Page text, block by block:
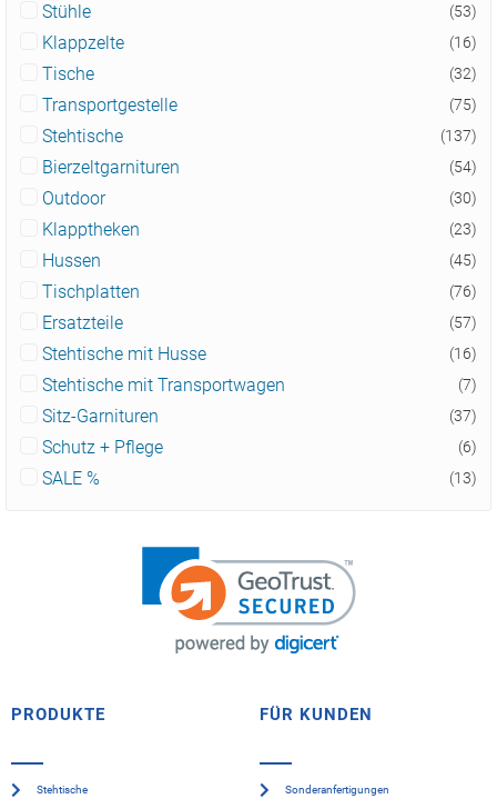
Stühle (53)
Klappzelte (16)
Tische (32)
Transportgestelle (75)
Stehtische (137)
Bierzeltgarnituren (54)
Outdoor (30)
Klapptheken (23)
Hussen (45)
Tischplatten (76)
Ersatzteile (57)
Stehtische mit Husse (16)
Stehtische mit Transportwagen (7)
Sitz-Garnituren (37)
Schutz + Pflege (6)
SALE % (13)
PRODUKTE
Stehtische
FÜR KUNDEN
Sonderanfertigungen